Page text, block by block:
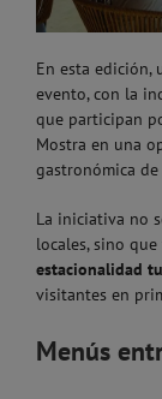
En esta edición,
evento, con la
que participan
Mostra en una
gastronómica de
La iniciativa no
locales, sino
estacionalidad
visitantes en
Menús